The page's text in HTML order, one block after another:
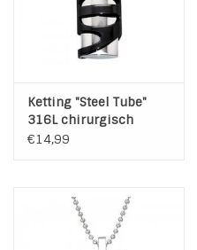
INSPIRATIE
Blog
Ketting "Steel Tube"
316L chirurgisch
roestvrij staal
€14,99